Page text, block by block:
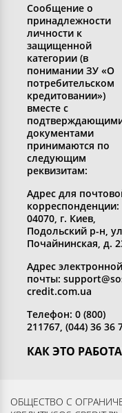
КАК ЭТО
Вернуть кредит
Сообщение о
принадлежности
личности к
защищенной
категории (в
понимании ЗУ «О
потребительском
кредитовании»)
вместе с
документами
принимаются по
следующим
реквизитам:
Адрес для
корреспонденции:
04070, г. Киев,
Подольский р-н,
Почайнинская, д.
Адрес электронной
почты:
credit.com.ua
Телефон: 0 (800)
211767, (044) 36 36
ОБЩЕСТВО С